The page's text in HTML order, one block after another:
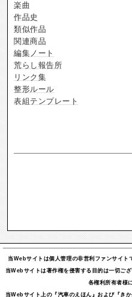
楽曲
作品史
類似作品
関連商品
編集ノート
荒らし報告所
リンク集
整形ルール
表組テンプレート
当Webサイトは個人管理の非営利ファンサイト
当Webサイトは著作権を侵害する目的は一切ご
各権利所有者様
当Webサイト上の『汽車のえほん』および『き